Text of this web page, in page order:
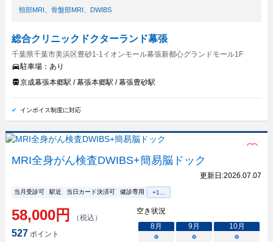
頸部MRI 、 骨盤部MRI 、 DWIBS
総合クリニックドクターランド幕張
千葉県千葉市美浜区豊砂1-1イオンモール幕張新都心グランドモール1F
駐車場： あり
京成幕張本郷駅 / 幕張本郷駅 / 幕張豊砂駅
インボイス制度に対応
MRI全身がん検査DWIBS+簡易脳ドック
更新日:2026.07.07
当月受診可 駅近 当日カード決済可 健診専用 +1...
58,000円 （税込）
527 ポイント
空き状況
8月 9月 10月
○
○ ○